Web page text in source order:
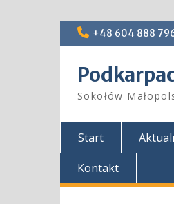
Skip
+48 604 888
Sokołów
Start
Kontakt